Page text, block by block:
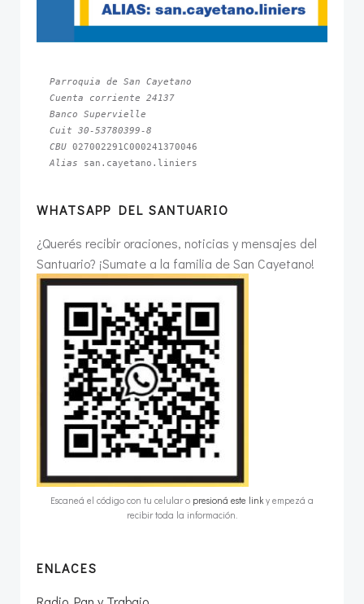
Parroquia de San Cayetano
Cuenta corriente 24137
Banco Supervielle
Cuit 30-53780399-8
CBU
Alias san.cayetano.liniers
WHATSAPP DEL SANTUARIO
¿Querés recibir oraciones, noticias y mensajes del
Santuario? ¡Sumate a la familia de San Cayetano!
Escaneá el código con tu celular o presioná este link y empezá a
recibir toda la información.
ENLACES